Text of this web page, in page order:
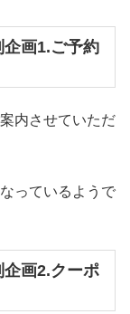
画1.ご予約
内させていただ
っているようで
画2.クーポ